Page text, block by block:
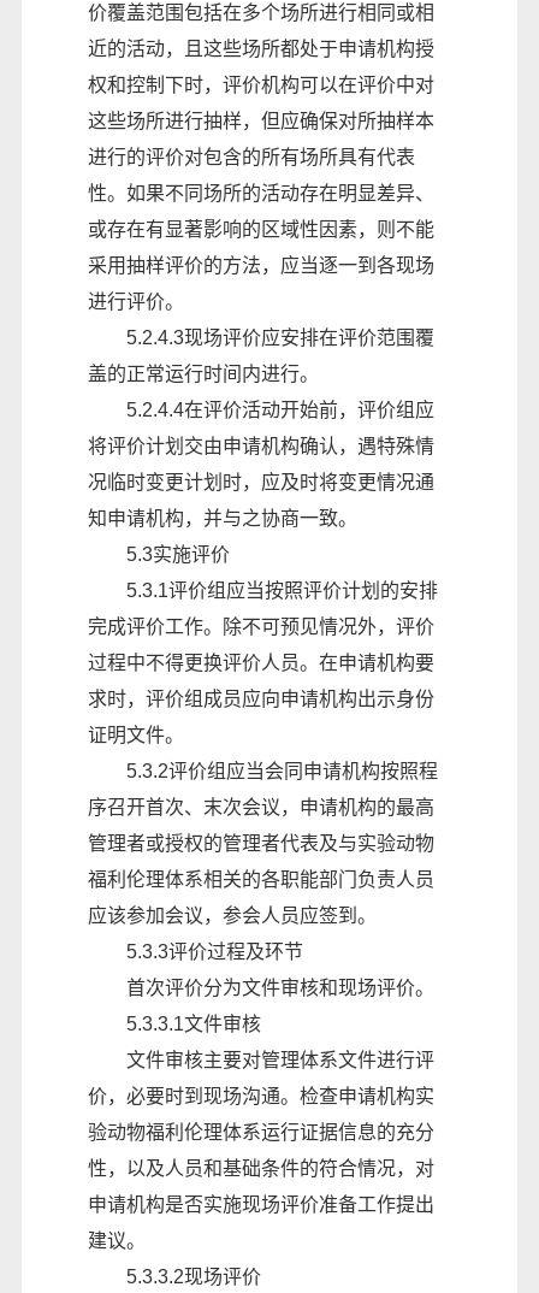
价覆盖范围包括在多个场所进行相同或相
近的活动，且这些场所都处于申请机构授
权和控制下时，评价机构可以在评价中对
这些场所进行抽样，但应确保对所抽样本
进行的评价对包含的所有场所具有代表
性。如果不同场所的活动存在明显差异、
或存在有显著影响的区域性因素，则不能
采用抽样评价的方法，应当逐一到各现场
进行评价。
5.2.4.3现场评价应安排在评价范围覆
盖的正常运行时间内进行。
5.2.4.4在评价活动开始前，评价组应
将评价计划交由申请机构确认，遇特殊情
况临时变更计划时，应及时将变更情况通
知申请机构，并与之协商一致。
5.3实施评价
5.3.1评价组应当按照评价计划的安排
完成评价工作。除不可预见情况外，评价
过程中不得更换评价人员。在申请机构要
求时，评价组成员应向申请机构出示身份
证明文件。
5.3.2评价组应当会同申请机构按照程
序召开首次、末次会议，申请机构的最高
管理者或授权的管理者代表及与实验动物
福利伦理体系相关的各职能部门负责人员
应该参加会议，参会人员应签到。
5.3.3评价过程及环节
首次评价分为文件审核和现场评价。
5.3.3.1文件审核
文件审核主要对管理体系文件进行评
价，必要时到现场沟通。检查申请机构实
验动物福利伦理体系运行证据信息的充分
性，以及人员和基础条件的符合情况，对
申请机构是否实施现场评价准备工作提出
建议。
5.3.3.2现场评价